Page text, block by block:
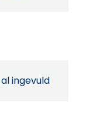
ingevuld